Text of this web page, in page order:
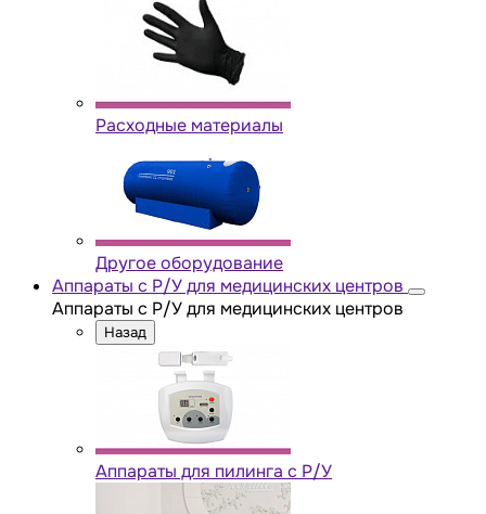
Расходные материалы
Другое оборудование
Аппараты с Р/У для медицинских центров
Аппараты с Р/У для медицинских центров
Назад
Аппараты для пилинга с Р/У